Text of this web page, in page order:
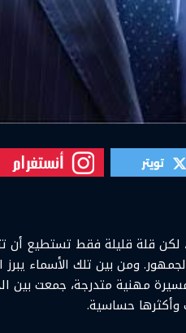
لكن قلة قليلة فقط تستطيع أن
ومن بين تلك الأسماء
مهنية متدرجة، جمعت بين
وأكثرها حساسية.